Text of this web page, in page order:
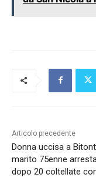
Articolo precedente
Donna uccisa a
marito 75enne
dopo 20 coltellate